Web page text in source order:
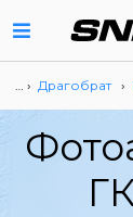
… › Драгобрат ›